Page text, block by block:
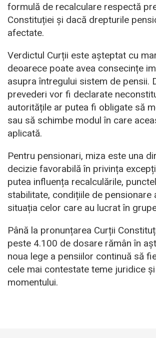
formulă de recalculare respectă
Constituției și dacă drepturile
afectate.
Verdictul Curții este așteptat cu
deoarece poate avea consecințe
asupra întregului sistem de pensii.
prevederi vor fi declarate
autoritățile ar putea fi obligate să
sau să schimbe modul în care
aplicată.
Pentru pensionari, miza este una
decizie favorabilă în privința
putea influența recalculările,
stabilitate, condițiile de pensionare
situația celor care au lucrat în
Până la pronunțarea Curții
peste 4.100 de dosare rămân în
noua lege a pensiilor continuă să
cele mai contestate teme juridice
momentului.